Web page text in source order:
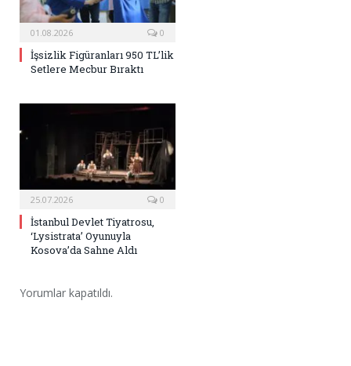
01.08.2026 0
İşsizlik Figüranları 950 TL’lik
Setlere Mecbur Bıraktı
25.07.2026 0
İstanbul Devlet Tiyatrosu,
‘Lysistrata’ Oyunuyla
Kosova’da Sahne Aldı
Yorumlar kapatıldı.